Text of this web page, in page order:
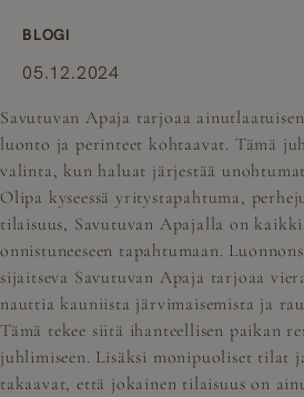
BLOGI
05.12.2024
Savutuvan Apaja tarjoaa
luonto ja perinteet kohtaavat. Tämä
valinta, kun haluat järjestää
Olipa kyseessä yritystapahtuma,
tilaisuus, Savutuvan Apajalla on
onnistuneeseen tapahtumaan.
sijaitseva Savutuvan Apaja tarjoaa
nauttia kauniista järvimaisemista ja
Tämä tekee siitä ihanteellisen paikan
juhlimiseen. Lisäksi monipuoliset tilat
takaavat, että jokainen tilaisuus on